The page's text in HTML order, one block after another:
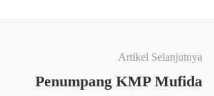
Artikel Selanjutnya
Penumpang KMP Mufida